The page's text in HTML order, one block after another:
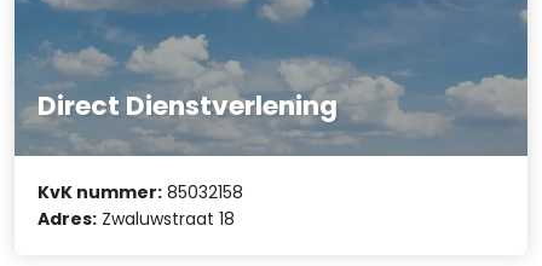
Direct Dienstverlening
KvK nummer: 85032158
Adres: Zwaluwstraat 18